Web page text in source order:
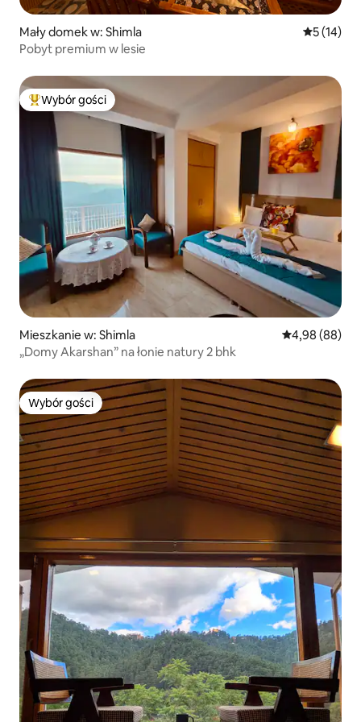
Mały domek w: Shimla Średnia
5 (14)
Pobyt premium w lesie
Najpopularniejsze z kategorii Wybór gości
Wybór gości
Mieszkanie w: Shimla Średnia
4,98 (88)
„Domy Akarshan” na łonie natury 2 bhk
Wybór gości
Wybór gości